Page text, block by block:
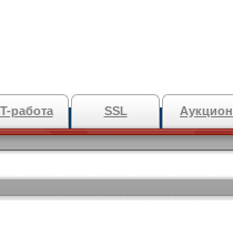
работа SSL Аукцион